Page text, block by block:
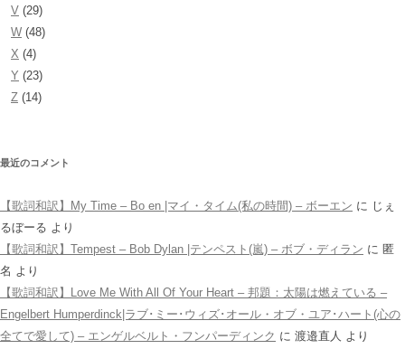
V (29)
W (48)
X (4)
Y (23)
Z (14)
最近のコメント
【歌詞和訳】My Time – Bo en |マイ・タイム(私の時間) – ボーエン に じぇ
るぼーる より
【歌詞和訳】Tempest – Bob Dylan |テンペスト(嵐) – ボブ・ディラン に 匿
名 より
【歌詞和訳】Love Me With All Of Your Heart – 邦題：太陽は燃えている –
Engelbert Humperdinck|ラブ･ミー･ウィズ･オール・オブ・ユア･ハート(心の
全てで愛して) – エンゲルベルト・フンパーディンク に 渡邉直人 より